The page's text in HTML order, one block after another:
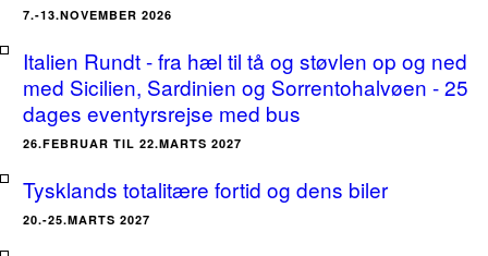
7.-13.NOVEMBER 2026
Italien Rundt - fra hæl til tå og støvlen op og ned
med Sicilien, Sardinien og Sorrentohalvøen - 25
dages eventyrsrejse med bus
26.FEBRUAR TIL 22.MARTS 2027
Tysklands totalitære fortid og dens biler
20.-25.MARTS 2027